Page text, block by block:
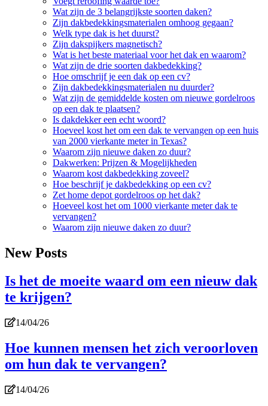
Wat zijn de 3 belangrijkste soorten daken?
Zijn dakbedekkingsmaterialen omhoog gegaan?
Welk type dak is het duurst?
Zijn dakspijkers magnetisch?
Wat is het beste materiaal voor het dak en waarom?
Wat zijn de drie soorten dakbedekking?
Hoe omschrijf je een dak op een cv?
Zijn dakbedekkingsmaterialen nu duurder?
Wat zijn de gemiddelde kosten om nieuwe gordelroos
op een dak te plaatsen?
Is dakdekker een echt woord?
Hoeveel kost het om een dak te vervangen op een huis
van 2000 vierkante meter in Texas?
Waarom zijn nieuwe daken zo duur?
Dakwerken: Prijzen & Mogelijkheden
Waarom kost dakbedekking zoveel?
Hoe beschrijf je dakbedekking op een cv?
Zet home depot gordelroos op het dak?
Hoeveel kost het om 1000 vierkante meter dak te
vervangen?
Waarom zijn nieuwe daken zo duur?
New Posts
Is het de moeite waard om een nieuw dak
te krijgen?
14/04/26
Hoe kunnen mensen het zich veroorloven
om hun dak te vervangen?
14/04/26